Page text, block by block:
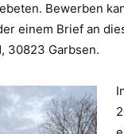
Bewerben
einem Brief an
30823 Garbsen.